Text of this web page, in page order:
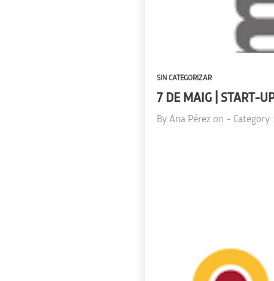
SIN CATEGORIZAR
7 DE MAIG | START-
By Ana Pérez on - Category :